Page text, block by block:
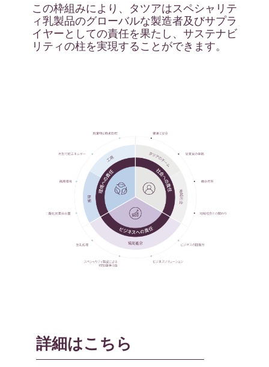
この枠組みにより、タツアはスペシャリテ
ィ乳製品のグローバルな製造者及びサプラ
イヤーとしての責任を果たし、サステナビ
リティの柱を実現することができます。
詳細はこちら